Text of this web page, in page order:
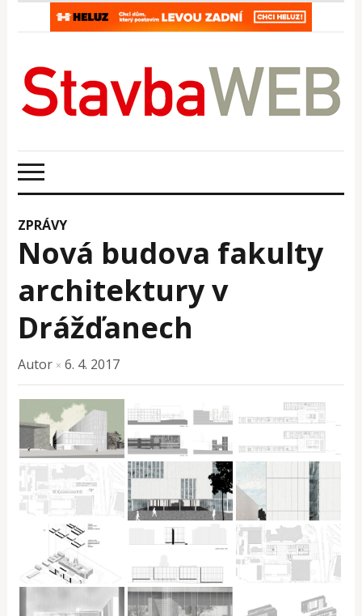
ZPRÁVY
Nová budova fakulty
architektury v
Drážďanech
Autor × 6. 4. 2017